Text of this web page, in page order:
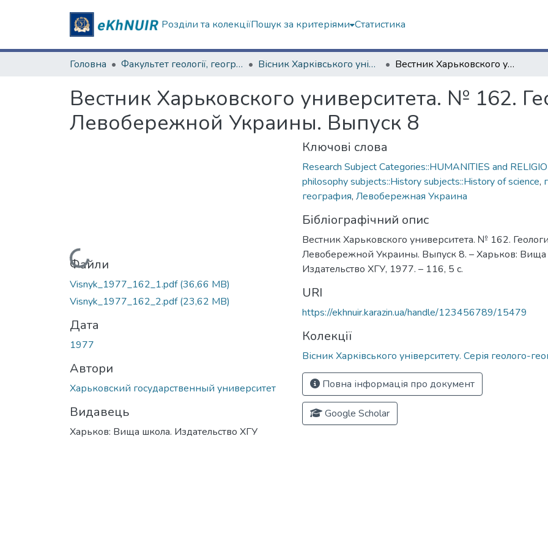
Розділи та колекціїПошук за критеріями Статистика
Головна Факультет геології, географіії, рекреації і туризму Вісник Харківського університету. Серія геолого-географічна Вестник Харьковского университета. № 162. Геология и география Левобережной Украины. Выпуск 8
Вестник Харьковского университета. № 162.
Левобережной Украины. Выпуск 8
Вантажиться...
Файли
Visnyk_1977_162_1.pdf(36,66 MB)
Visnyk_1977_162_2.pdf(23,62 MB)
Дата
1977
Автори
Харьковский государственный университет
Видавець
Харьков: Вища школа. Издательство ХГУ
Ключові слова
Research Subject Categories::HUMANITIES and
philosophy subjects::History subjects::History of science,
география, Левобережная Украина
Бібліографічний опис
Вестник Харьковского университета. № 162.
Левобережной Украины. Выпуск 8. – Харьков: Вища
Издательство ХГУ, 1977. – 116, 5 с.
URI
https://ekhnuir.karazin.ua/handle/123456789/15479
Колекції
Вісник Харківського університету. Серія геолого-
Повна інформація про документ
Google Scholar